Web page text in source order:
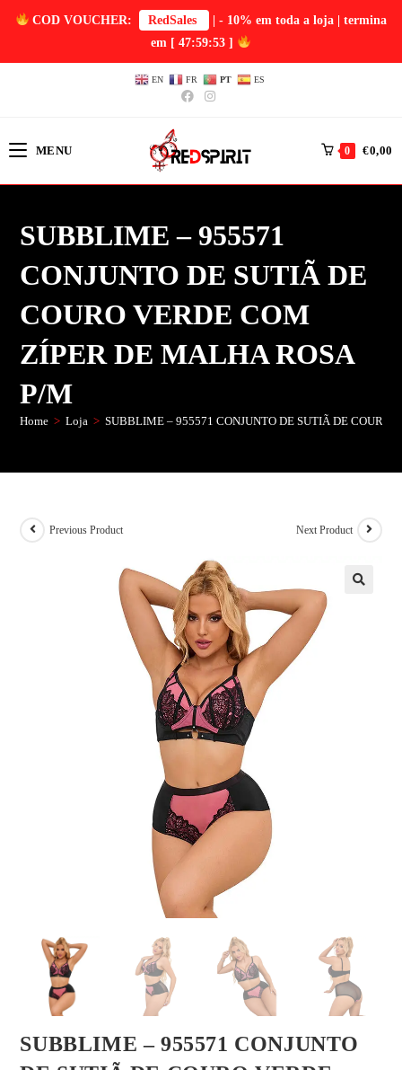
COD VOUCHER: RedSales
| - 10% em toda a loja | termina
em [ 47:59:53 ]
EN FR PT ES
MENU 0 €0,00
SUBBLIME – 955571
CONJUNTO DE SUTIÃ DE
COURO VERDE COM
ZÍPER DE MALHA ROSA
P/M
Home > Loja > SUBBLIME – 955571 CONJUNTO DE SUTIÃ DE COURO
Previous Product Next Product
SUBBLIME – 955571 CONJUNTO